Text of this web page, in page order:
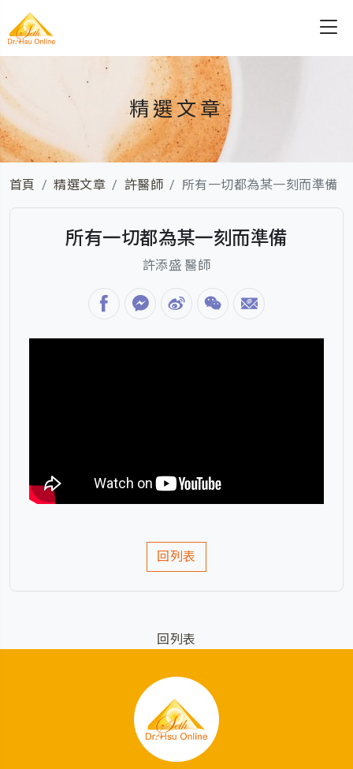
精選文章
首頁 精選文章 許醫師 所有一切都為某一刻而準備
所有一切都為某一刻而準備
許添盛 醫師
回列表
回列表